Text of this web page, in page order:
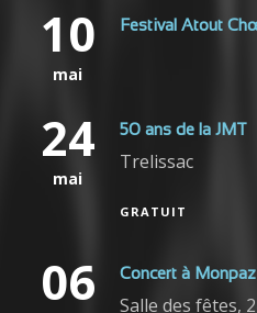
10
mai
Festival Atout
24
mai
50 ans de la JMT
Trelissac
GRATUIT
06 Concert à
Salle des fêtes,